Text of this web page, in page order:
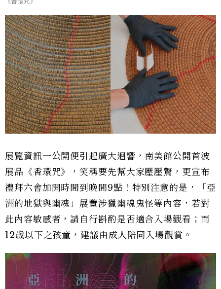
展覽資訊一公開便引起廣大迴響，南美館公開首波
展品《香環咒》，笑稱要先幫大家壓壓驚，更宣布
禮拜六會加開時間到晚間9點！特別注意的是，「亞
洲的地獄與幽魂」展覽涉獵幽魂鬼怪等內容，若對
此內容敏感者，請自行斟酌是否適合入場觀看；而
12歲以下之孩童，建議由成人陪同入場觀賞。